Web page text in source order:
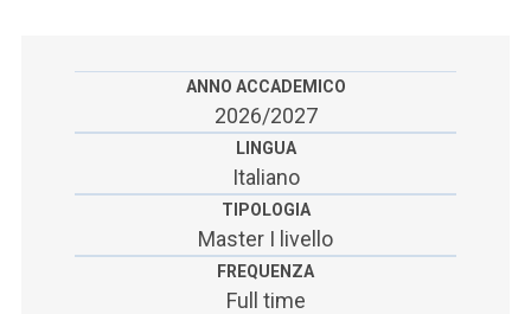
ANNO ACCADEMICO
2026/2027
LINGUA
Italiano
TIPOLOGIA
Master I livello
FREQUENZA
Full time